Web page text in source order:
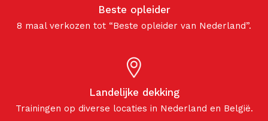
Beste opleider
8 maal verkozen tot “Beste opleider van Nederland”.
Landelijke dekking
Trainingen op diverse locaties in Nederland en België.